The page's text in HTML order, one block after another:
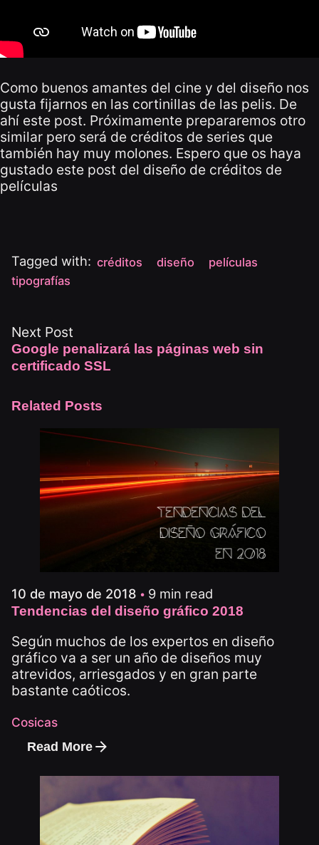
Como buenos amantes del cine y del diseño nos
gusta fijarnos en las cortinillas de las pelis. De
ahí este post. Próximamente prepararemos otro
similar pero será de créditos de series que
también hay muy molones. Espero que os haya
gustado este post del diseño de créditos de
películas
Tagged with: créditos diseño
películas
tipografías
Next Post
Google penalizará las páginas web sin
certificado SSL
Related Posts
10 de mayo de 2018 9 min read
Tendencias del diseño gráfico 2018
Según muchos de los expertos en diseño
gráfico va a ser un año de diseños muy
atrevidos, arriesgados y en gran parte
bastante caóticos.
Cosicas
Read More